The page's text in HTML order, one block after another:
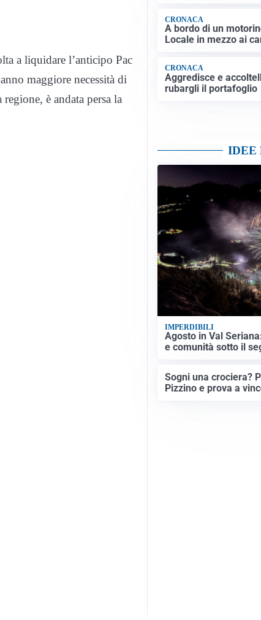
a liquidare l’anticipo Pac
maggiore necessità di
è andata persa la
CRONACA
A bordo di un
Locale in mezzo ai
CRONACA
Aggredisce e
rubargli il portafoglio
IDEE
IMPERDIBILI
Agosto in Val
e comunità sotto il
Sogni una crociera?
Pizzino e prova a